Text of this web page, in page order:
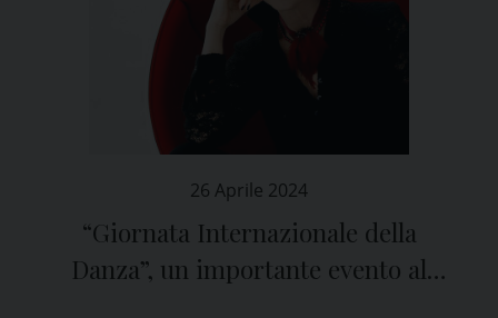
26 Aprile 2024
“Giornata Internazionale della
Danza”, un importante evento al